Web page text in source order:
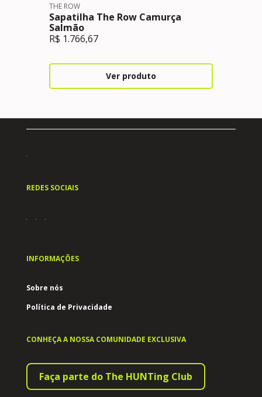
THE ROW
Sapatilha The Row Camurça
Salmão
R$ 1.766,67
Ver produto
REDES SOCIAIS
INFORMAÇÕES
Sobre nós
Política de Privacidade
CONHEÇA A NOSSA COMUNIDADE EXCLUSIVA
Faça parte do The HUNTing Club